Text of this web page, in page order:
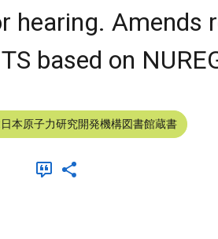
hearing. Amends
based on
本原子力研究開発機構図書館蔵書